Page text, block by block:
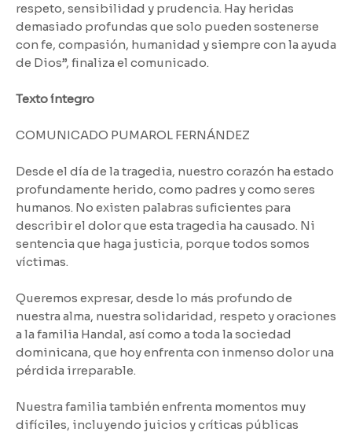
respeto, sensibilidad y prudencia. Hay heridas
demasiado profundas que solo pueden sostenerse
con fe, compasión, humanidad y siempre con la ayuda
de Dios”, finaliza el comunicado.
Texto íntegro
COMUNICADO PUMAROL FERNÁNDEZ
Desde el día de la tragedia, nuestro corazón ha estado
profundamente herido, como padres y como seres
humanos. No existen palabras suficientes para
describir el dolor que esta tragedia ha causado. Ni
sentencia que haga justicia, porque todos somos
víctimas.
Queremos expresar, desde lo más profundo de
nuestra alma, nuestra solidaridad, respeto y oraciones
a la familia Handal, así como a toda la sociedad
dominicana, que hoy enfrenta con inmenso dolor una
pérdida irreparable.
Nuestra familia también enfrenta momentos muy
difíciles, incluyendo juicios y críticas públicas